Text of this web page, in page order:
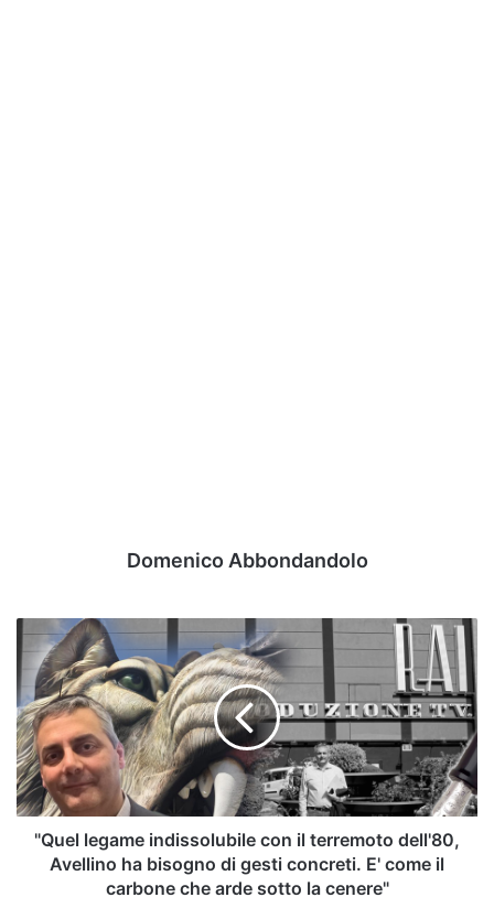
Domenico Abbondandolo
legame
indissolubile
con
il
terremoto
dell'80,
Avellino
ha
bisogno
"Quel legame indissolubile con il terremoto dell'80,
Avellino ha bisogno di gesti concreti. E' come il
carbone che arde sotto la cenere"